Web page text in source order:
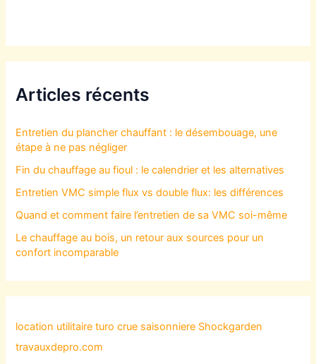
Articles récents
Entretien du plancher chauffant : le désembouage, une
étape à ne pas négliger
Fin du chauffage au fioul : le calendrier et les alternatives
Entretien VMC simple flux vs double flux: les différences
Quand et comment faire l’entretien de sa VMC soi-même
Le chauffage au bois, un retour aux sources pour un
confort incomparable
location utilitaire turo crue saisonniere Shockgarden
travauxdepro.com